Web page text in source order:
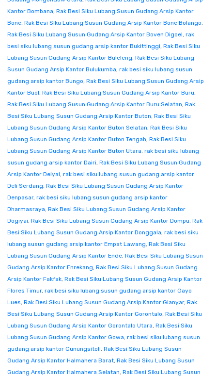
Kantor Bombana, Rak Besi Siku Lubang Susun Gudang Arsip Kantor
Bone, Rak Besi Siku Lubang Susun Gudang Arsip Kantor Bone Bolango,
Rak Besi Siku Lubang Susun Gudang Arsip Kantor Boven Digoel, rak
besi siku lubang susun gudang arsip kantor Bukittinggi, Rak Besi Siku
Lubang Susun Gudang Arsip Kantor Buleleng, Rak Besi Siku Lubang
Susun Gudang Arsip Kantor Bulukumba, rak besi siku lubang susun
gudang arsip kantor Bungo, Rak Besi Siku Lubang Susun Gudang Arsip
Kantor Buol, Rak Besi Siku Lubang Susun Gudang Arsip Kantor Buru,
Rak Besi Siku Lubang Susun Gudang Arsip Kantor Buru Selatan, Rak
Besi Siku Lubang Susun Gudang Arsip Kantor Buton, Rak Besi Siku
Lubang Susun Gudang Arsip Kantor Buton Selatan, Rak Besi Siku
Lubang Susun Gudang Arsip Kantor Buton Tengah, Rak Besi Siku
Lubang Susun Gudang Arsip Kantor Buton Utara, rak besi siku lubang
susun gudang arsip kantor Dairi, Rak Besi Siku Lubang Susun Gudang
Arsip Kantor Deiyai, rak besi siku lubang susun gudang arsip kantor
Deli Serdang, Rak Besi Siku Lubang Susun Gudang Arsip Kantor
Denpasar, rak besi siku lubang susun gudang arsip kantor
Dharmasraya, Rak Besi Siku Lubang Susun Gudang Arsip Kantor
Dogiyai, Rak Besi Siku Lubang Susun Gudang Arsip Kantor Dompu, Rak
Besi Siku Lubang Susun Gudang Arsip Kantor Donggala, rak besi siku
lubang susun gudang arsip kantor Empat Lawang, Rak Besi Siku
Lubang Susun Gudang Arsip Kantor Ende, Rak Besi Siku Lubang Susun
Gudang Arsip Kantor Enrekang, Rak Besi Siku Lubang Susun Gudang
Arsip Kantor Fakfak, Rak Besi Siku Lubang Susun Gudang Arsip Kantor
Flores Timur, rak besi siku lubang susun gudang arsip kantor Gayo
Lues, Rak Besi Siku Lubang Susun Gudang Arsip Kantor Gianyar, Rak
Besi Siku Lubang Susun Gudang Arsip Kantor Gorontalo, Rak Besi Siku
Lubang Susun Gudang Arsip Kantor Gorontalo Utara, Rak Besi Siku
Lubang Susun Gudang Arsip Kantor Gowa, rak besi siku lubang susun
gudang arsip kantor Gunungsitoli, Rak Besi Siku Lubang Susun
Gudang Arsip Kantor Halmahera Barat, Rak Besi Siku Lubang Susun
Gudang Arsip Kantor Halmahera Selatan, Rak Besi Siku Lubang Susun